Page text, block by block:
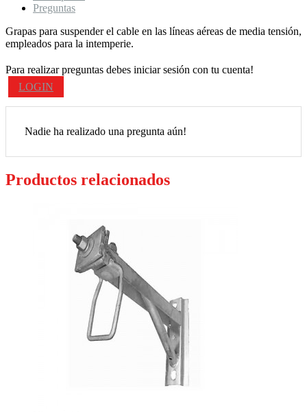
Preguntas
Grapas para suspender el cable en las líneas aéreas de media tensión,
empleados para la intemperie.
Para realizar preguntas debes iniciar sesión con tu cuenta!
LOGIN
Nadie ha realizado una pregunta aún!
Productos relacionados